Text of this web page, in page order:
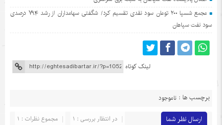
مجمع شسپا ۲۰۰ تومان سود نقدی تقسیم کرد/ شگفتی سهامداران از رشد ۷۹۴ درصدی
سود نفت سپاهان
لینک کوتاه
برچسب ها : ناموجود
ارسال نظر شما مجموع نظرات : 1
در انتظار بررسی : 1